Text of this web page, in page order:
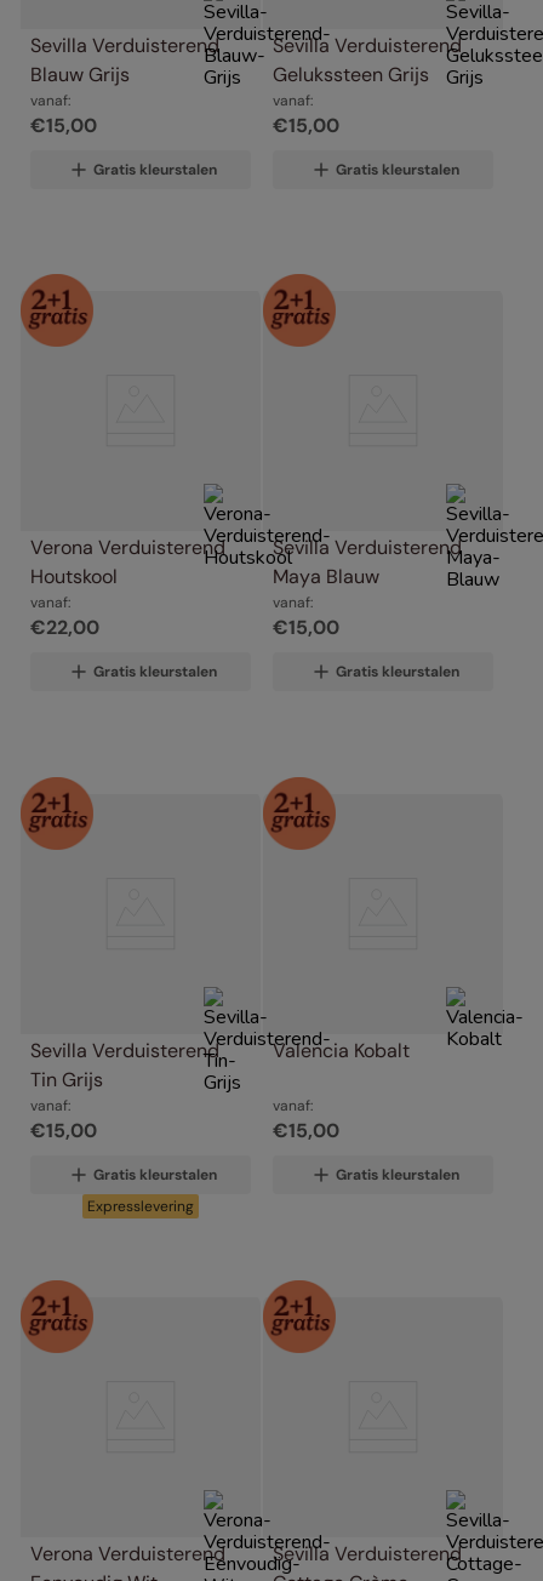
Sevilla Verduisterend
Blauw Grijs
vanaf:
€15,00
Gratis kleurstalen
Sevilla Verduisterend
Gelukssteen Grijs
vanaf:
€15,00
Gratis kleurstalen
Verona Verduisterend
Houtskool
vanaf:
€22,00
Gratis kleurstalen
Sevilla Verduisterend
Maya Blauw
vanaf:
€15,00
Gratis kleurstalen
Sevilla Verduisterend
Tin Grijs
vanaf:
€15,00
Gratis kleurstalen
Expresslevering
Valencia Kobalt
vanaf:
€15,00
Gratis kleurstalen
Verona Verduisterend
Sevilla Verduisterend